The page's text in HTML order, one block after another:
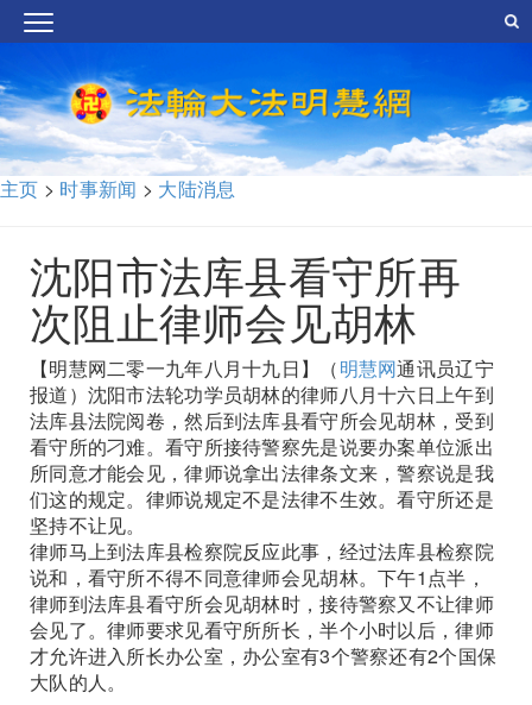
主页 > 时事新闻 > 大陆消息
沈阳市法库县看守所再
次阻止律师会见胡林
【明慧网二零一九年八月十九日】（明慧网通讯员辽宁
报道）沈阳市法轮功学员胡林的律师八月十六日上午到
法库县法院阅卷，然后到法库县看守所会见胡林，受到
看守所的刁难。看守所接待警察先是说要办案单位派出
所同意才能会见，律师说拿出法律条文来，警察说是我
们这的规定。律师说规定不是法律不生效。看守所还是
坚持不让见。
律师马上到法库县检察院反应此事，经过法库县检察院
说和，看守所不得不同意律师会见胡林。下午1点半，
律师到法库县看守所会见胡林时，接待警察又不让律师
会见了。律师要求见看守所所长，半个小时以后，律师
才允许进入所长办公室，办公室有3个警察还有2个国保
大队的人。